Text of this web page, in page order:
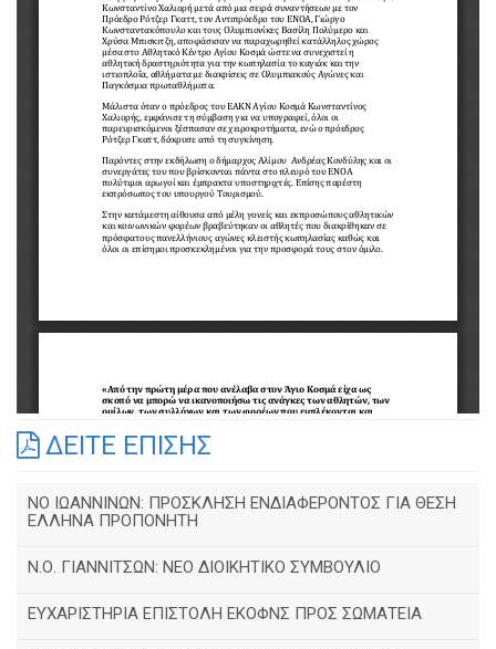
ΔΕΙΤΕ ΕΠΙΣΗΣ
ΝΟ ΙΩΑΝΝΙΝΩΝ: ΠΡΟΣΚΛΗΣΗ ΕΝΔΙΑΦΕΡΟΝΤΟΣ ΓΙΑ ΘΕΣΗ
ΕΛΛΗΝΑ ΠΡΟΠΟΝΗΤΗ
Ν.Ο. ΓΙΑΝΝΙΤΣΩΝ: ΝΕΟ ΔΙΟΙΚΗΤΙΚΟ ΣΥΜΒΟΥΛΙΟ
ΕΥΧΑΡΙΣΤΗΡΙΑ ΕΠΙΣΤΟΛΗ ΕΚΟΦΝΣ ΠΡΟΣ ΣΩΜΑΤΕΙΑ